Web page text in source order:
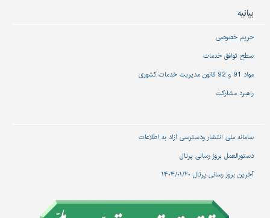
بیانیه
حریم خصوصی
سطح توافق خدمات
مواد 91 و 92 قانون مدیریت خدمات کشوری
راهبرد مشارکت
سامانه ملی انتشار و‌دسترسی آزاد به اطلاعات
دستورالعمل بروز رسانی پرتال
آخرین بروز رسانی پرتال ۱۴۰۴/۰۱/۲۰